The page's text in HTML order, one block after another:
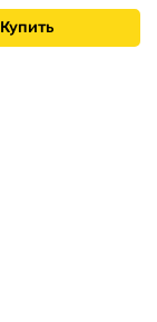
Купить